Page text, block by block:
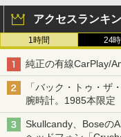
アクセスランキ
1時間 24
純正の有線CarPlay/
「バック・トゥ・ザ
腕時計。1985本限定
Skullcandy、Boseの